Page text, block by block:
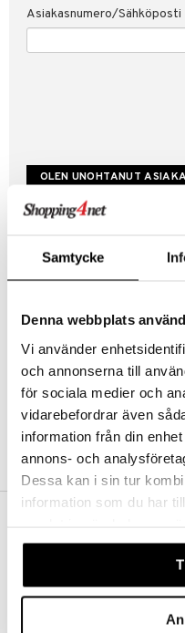
Samtycke
Denna webbplats
Vi använder
och annonserna till
för sociala medier och
vidarebefordrar även
information från din
annons- och
Dessa kan i sin tur
information som du har
våra cookies vid fortsatt
Asiakasnumero/Sähköposti
Luo uusi asiakas
Hyviä tarjouksia
Kestotilaus
Arvostele tuotteita
Toivelistat
LUO ASIAKAS
Aina maksuton
tuotteen tai koko
Ennen kello 13.00 tehdyt